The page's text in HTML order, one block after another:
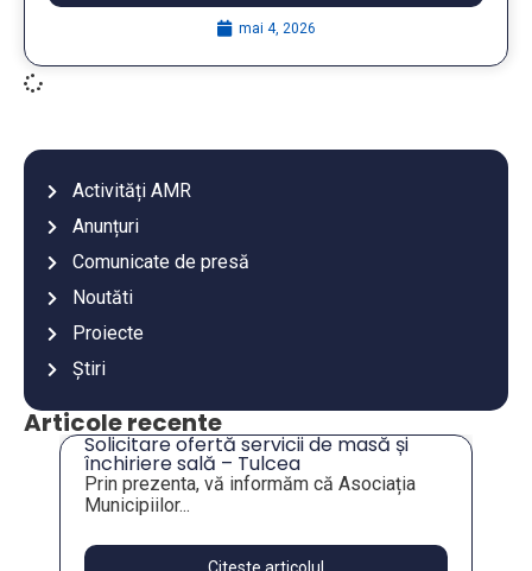
mai 4, 2026
Activități AMR
Anunțuri
Comunicate de presă
Noutăti
Proiecte
Știri
Articole recente
ofertă servicii de masă și
sală – Tulcea
vă informăm că Asociația